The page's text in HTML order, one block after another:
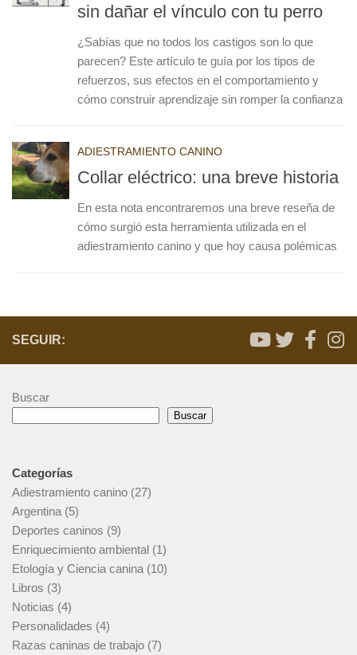
sin dañar el vínculo con tu perro
¿Sabías que no todos los castigos son lo que
parecen? Este artículo te guía por los tipos de
refuerzos, sus efectos en el comportamiento y
cómo construir aprendizaje sin romper la confianza
ADIESTRAMIENTO CANINO
Collar eléctrico: una breve historia
En esta nota encontraremos una breve reseña de
cómo surgió esta herramienta utilizada en el
adiestramiento canino y que hoy causa polémicas
SEGUIR:
Buscar
Buscar
Categorías
Adiestramiento canino (27)
Argentina (5)
Deportes caninos (9)
Enriquecimiento ambiental (1)
Etología y Ciencia canina (10)
Libros (3)
Noticias (4)
Personalidades (4)
Razas caninas de trabajo (7)